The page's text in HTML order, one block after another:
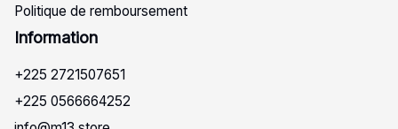
Politique de remboursement
Information
+225 2721507651
+225 0566664252